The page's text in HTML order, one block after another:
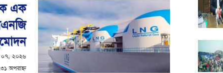
এক
০৭, ২০২৬
অপরাহ্ন